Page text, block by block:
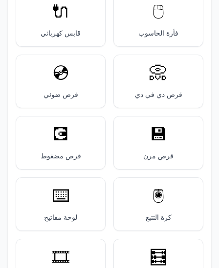
🖱️
فأرة الحاسوب
🔌
قابس كهربائي
📀
قرص دي في دي
💿️
قرص ضوئي
💾
قرص مرن
💽
قرص مضغوط
🖲️
كرة التتبع
⌨️
لوحة مفاتيح
🧮
🎞️